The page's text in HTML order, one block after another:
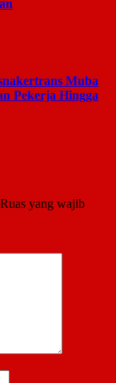
Muba
Pekerja Hingga
Ruas yang wajib